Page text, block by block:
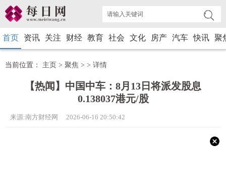
首页 资讯 关注 财经 教育 社会 文化 房产 汽车 快讯 聚
当前位置： 主页 > 聚焦 > > 详情
【热闻】中国中车：8月13日将派发股息
0.138037港元/股
来源:南方财经网 2026-06-16 20:50:42